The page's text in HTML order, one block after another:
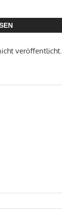
veröffentlicht.